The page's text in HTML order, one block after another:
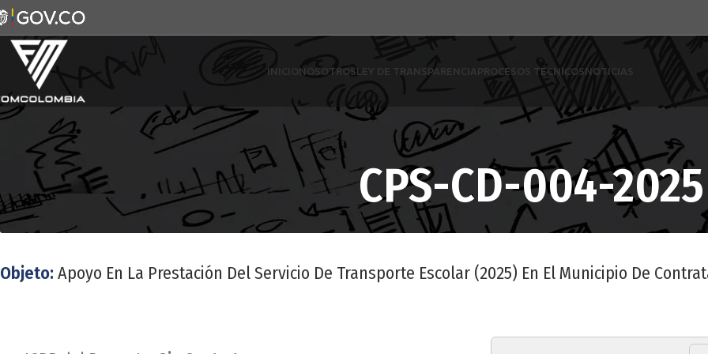
INICIONOSOTROS LEY DE TRANSPARENCIA PROCESOS TÉCNICOSNOTICIAS
CPS-CD-004-2025
Objeto: Apoyo En La Prestación Del Servicio De Transporte Escolar (2025) En El Municipio De